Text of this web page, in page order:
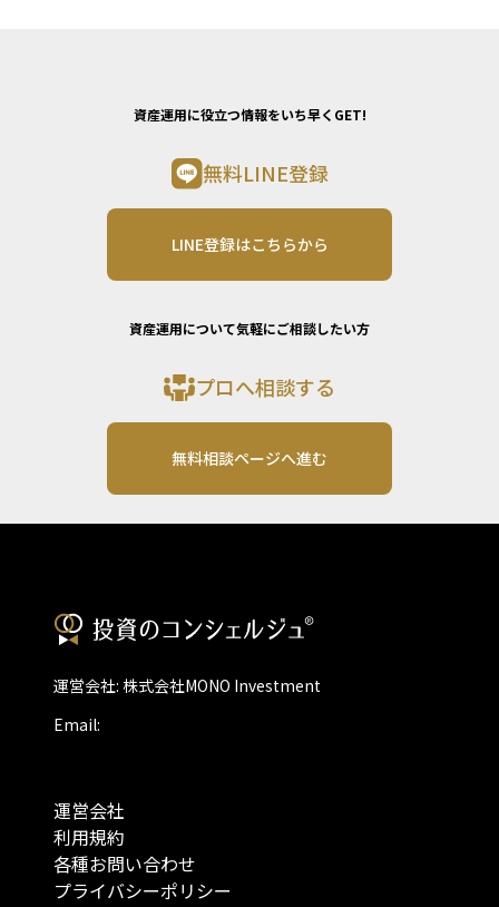
資産運用に役立つ情報をいち早くGET!
無料LINE登録
LINE登録はこちらから
資産運用について気軽にご相談したい方
プロへ相談する
無料相談ページへ進む
運営会社: 株式会社MONO Investment
Email:
運営会社
利用規約
各種お問い合わせ
プライバシーポリシー